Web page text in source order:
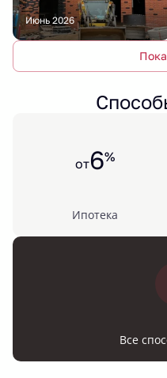
Июнь 2026
от6%
Ипотека
Все